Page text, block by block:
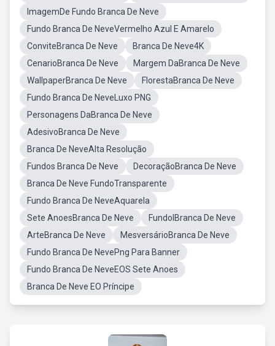
ImagemDe Fundo Branca De Neve
Fundo Branca De NeveVermelho Azul E Amarelo
ConviteBranca De Neve
Branca De Neve4K
CenarioBranca De Neve
Margem DaBranca De Neve
WallpaperBranca De Neve
FlorestaBranca De Neve
Fundo Branca De NeveLuxo PNG
Personagens DaBranca De Neve
AdesivoBranca De Neve
Branca De NeveAlta Resolução
Fundos Branca De Neve
DecoraçãoBranca De Neve
Branca De Neve FundoTransparente
Fundo Branca De NeveAquarela
Sete AnoesBranca De Neve
FundolBranca De Neve
ArteBranca De Neve
MesversárioBranca De Neve
Fundo Branca De NevePng Para Banner
Fundo Branca De NeveEOS Sete Anoes
Branca De Neve EO Príncipe